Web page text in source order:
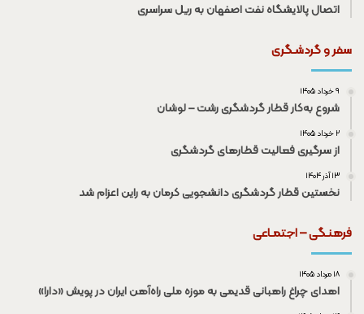
اتصال پالایشگاه نفت اصفهان به ریل سراسری
سفر و گردشـگری
۹ خرداد ۱۴۰۵
شروع به‌کار قطار گردشگری رشت – لوشان
۲ خرداد ۱۴۰۵
از سرگیری فعالیت قطار‌های گردشگری
۱۳ آذر ۱۴۰۴
نخستین قطار گردشگری دانشجویی کرمان به راین اعزام شد
فرهنـگی – اجتمـاعی
۱۸ مرداد ۱۴۰۵
اهدای چراغ راهبانی قدیمی به موزه ملی راه‌آهن ایران در پویش «دارا»